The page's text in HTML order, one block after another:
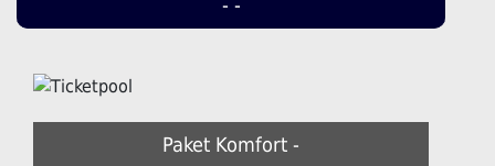
- -
Paket Komfort -